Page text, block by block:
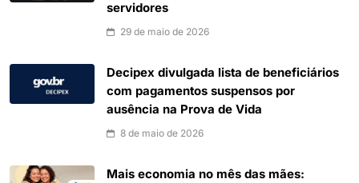
servidores
29 de maio de 2026
Decipex divulgada lista de beneficiários
com pagamentos suspensos por
ausência na Prova de Vida
8 de maio de 2026
Mais economia no mês das mães: